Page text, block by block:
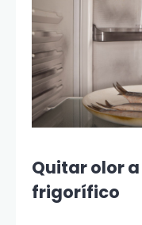
Quitar olor
frigorífico